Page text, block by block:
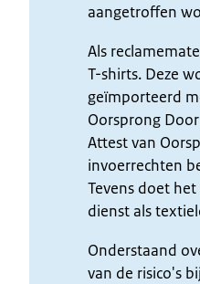
aangetroffen
Als
T-shirts. Deze
geïmporteerd
Oorsprong
Attest van
invoerrechten
Tevens doet
dienst als
Onderstaand
van de risico's